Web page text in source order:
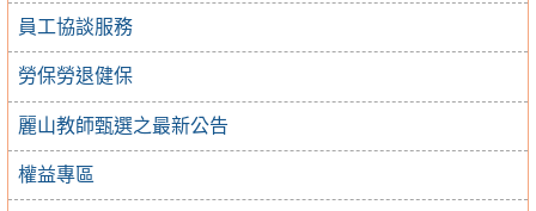
員工協談服務
勞保勞退健保
麗山教師甄選之最新公告
權益專區